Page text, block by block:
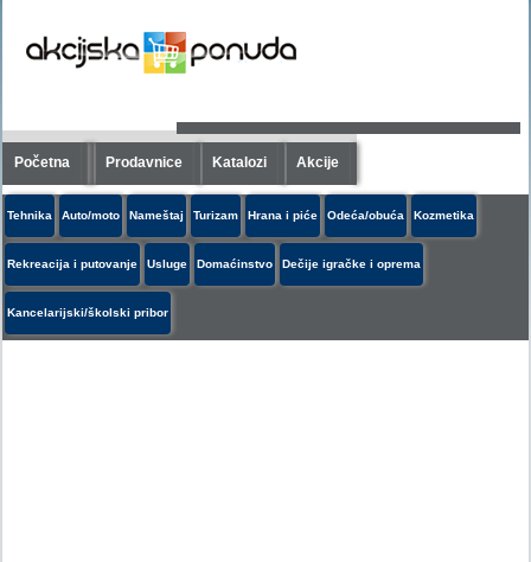
Početna Prodavnice Katalozi Akcije
Tehnika Auto/moto Nameštaj Turizam Hrana i piće Odeća/obuća Kozmetika
Rekreacija i putovanje Usluge Domaćinstvo Dečije igračke i oprema
Kancelarijski/školski pribor